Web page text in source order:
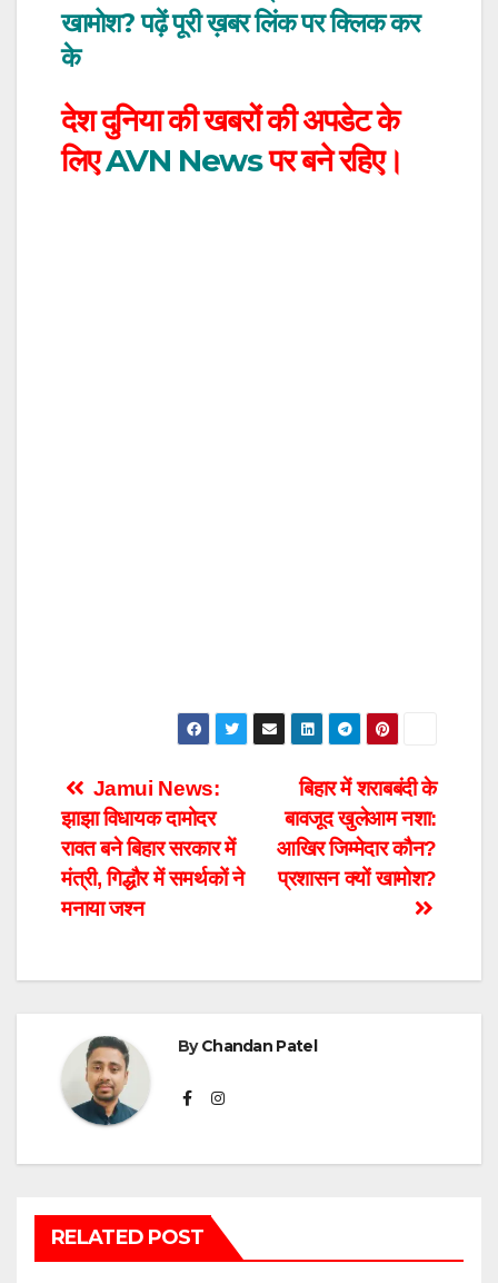
खामोश? पढ़ें पूरी ख़बर लिंक पर क्लिक कर
के
देश दुनिया की खबरों की अपडेट के
लिएAVN Newsपर बने रहिए।
Post
navigation
बिहार में शराबबंदी के
बावजूद खुलेआम नशा:
आखिर जिम्मेदार कौन?
प्रशासन क्यों खामोश?
Jamui News:
झाझा विधायक दामोदर
रावत बने बिहार सरकार में
मंत्री, गिद्धौर में समर्थकों ने
मनाया जश्न
ByChandan Patel
RELATED POST